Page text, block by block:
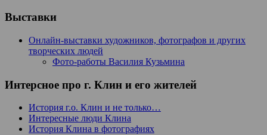
Выставки
Онлайн-выставки художников, фотографов и других
творческих людей
Фото-работы Василия Кузьмина
Интерсное про г. Клин и его жителей
История г.о. Клин и не только…
Интересные люди Клина
История Клина в фотографиях